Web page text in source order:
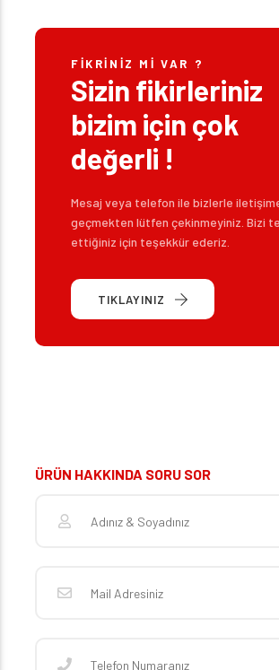
FIKRINIZ MI VAR ?
Sizin fikirleriniz
bizim için çok
değerli !
Mesaj veya telefon ile bizlerle
geçmekten lütfen çekinmeyiniz. Bizi
ettiğiniz için teşekkür ederiz.
TIKLAYINIZ
ÜRÜN HAKKINDA SORU SOR